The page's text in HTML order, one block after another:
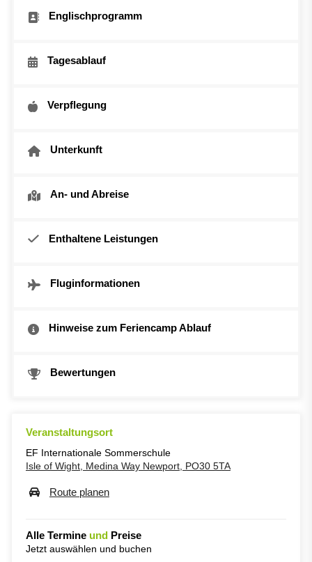
Englischprogramm
Tagesablauf
Verpflegung
Unterkunft
An- und Abreise
Enthaltene Leistungen
Fluginformationen
Hinweise zum Feriencamp Ablauf
Bewertungen
Veranstaltungsort
EF Internationale Sommerschule
Isle of Wight, Medina Way Newport, PO30 5TA
Route planen
Alle Termine und Preise
Jetzt auswählen und buchen